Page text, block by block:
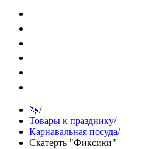
🦄/
Товары к празднику/
Карнавальная посуда/
Скатерть "Фиксики"